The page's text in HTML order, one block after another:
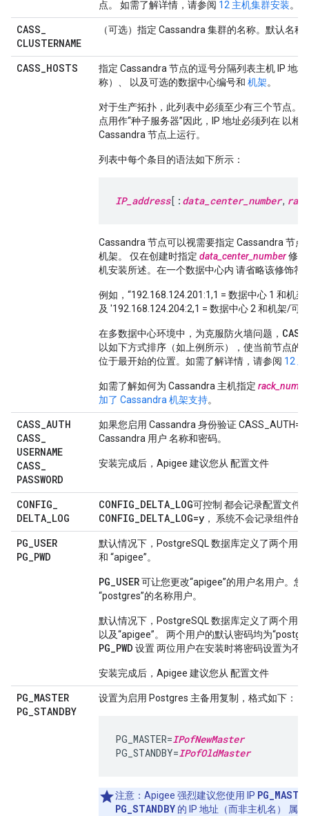
点。 如需了解详情，请参阅 12 主机集群安装。
CASS_
CLUSTERNAME
（可选）指定 Cassandra 集群的名称。默认名称
CASS_HOSTS
指定 Cassandra 节点的逗号分隔列表主机 IP 地址
称）、 以及可选的数据中心编号和 机架。
对于生产拓扑，此列表中必须至少有三个节点。
点用作“种子服务器”因此，IP 地址必须列在 以相
Cassandra 节点上运行。
列表中每个条目的语法如下所示：
IP_address[: data_center_number,
Cassandra 节点可以视需要指定 Cassandra 节点
机架。 仅在创建时指定 data_center_number修
机安装所述。在一个数据中心内 请省略该修饰符
例如，“192.168.124.201:1,1 = 数据中心 1 和机
及 '192.168.124.204:2,1 = 数据中心 2 和机架/可
在多数据中心环境中，为克服防火墙问题，
以如下方式排序（如上例所示），使当前节点的
位于最开始的位置。如需了解详情，请参阅 12
如需了解如何为 Cassandra 主机指定
加了 Cassandra 机架支持。
CASS_AUTH
CASS_
USERNAME
CASS_
PASSWORD
如果您启用 Cassandra 身份验证 CASS_AUTH=y
Cassandra 用户 名称和密码。
安装完成后，Apigee 建议您从 配置文件
CONFIG_
DELTA_LOG
CONFIG_DELTA_LOG可控制 都会记录配置文件
CONFIG_DELTA_LOG=y ， 系统不会记录组件的
PG_USER
PG_PWD
默认情况下，PostgreSQL 数据库定义了两个用户
和 “apigee”。
PG_USER可让您更改“apigee”的用户名用户。您
“postgres”的名称用户。
默认情况下，PostgreSQL 数据库定义了两个用户
以及“apigee”。 两个用户的默认密码均为
PG_PWD 设置 两位用户在安装时将密码设置为不
安装完成后，Apigee 建议您从 配置文件
PG_MASTER
PG_STANDBY
设置为启用 Postgres 主备用复制，格式如下：
PG_MASTER=IPofNewMaster
PG_STANDBY=IPofOldMaster
注意 ：Apigee 强烈建议您使用 IP
PG_STANDBY 的 IP 地址（而非主机名） 属